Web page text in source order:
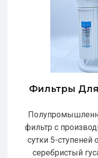
Фильтры
фильтр с
сутки 5-ступеней
серебристый